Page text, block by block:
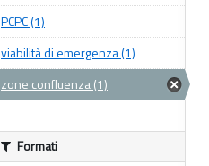
PCPC (1)
viabilità di emergenza (1)
zone confluenza (1)
Formati